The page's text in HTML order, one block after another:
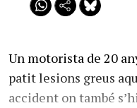
Un motorista de 20
patit lesions greus
accident on també